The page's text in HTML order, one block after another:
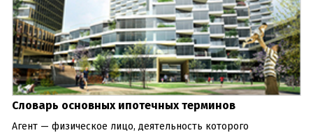
Словарь основных ипотечных терминов
Агент — физическое лицо, деятельность которого